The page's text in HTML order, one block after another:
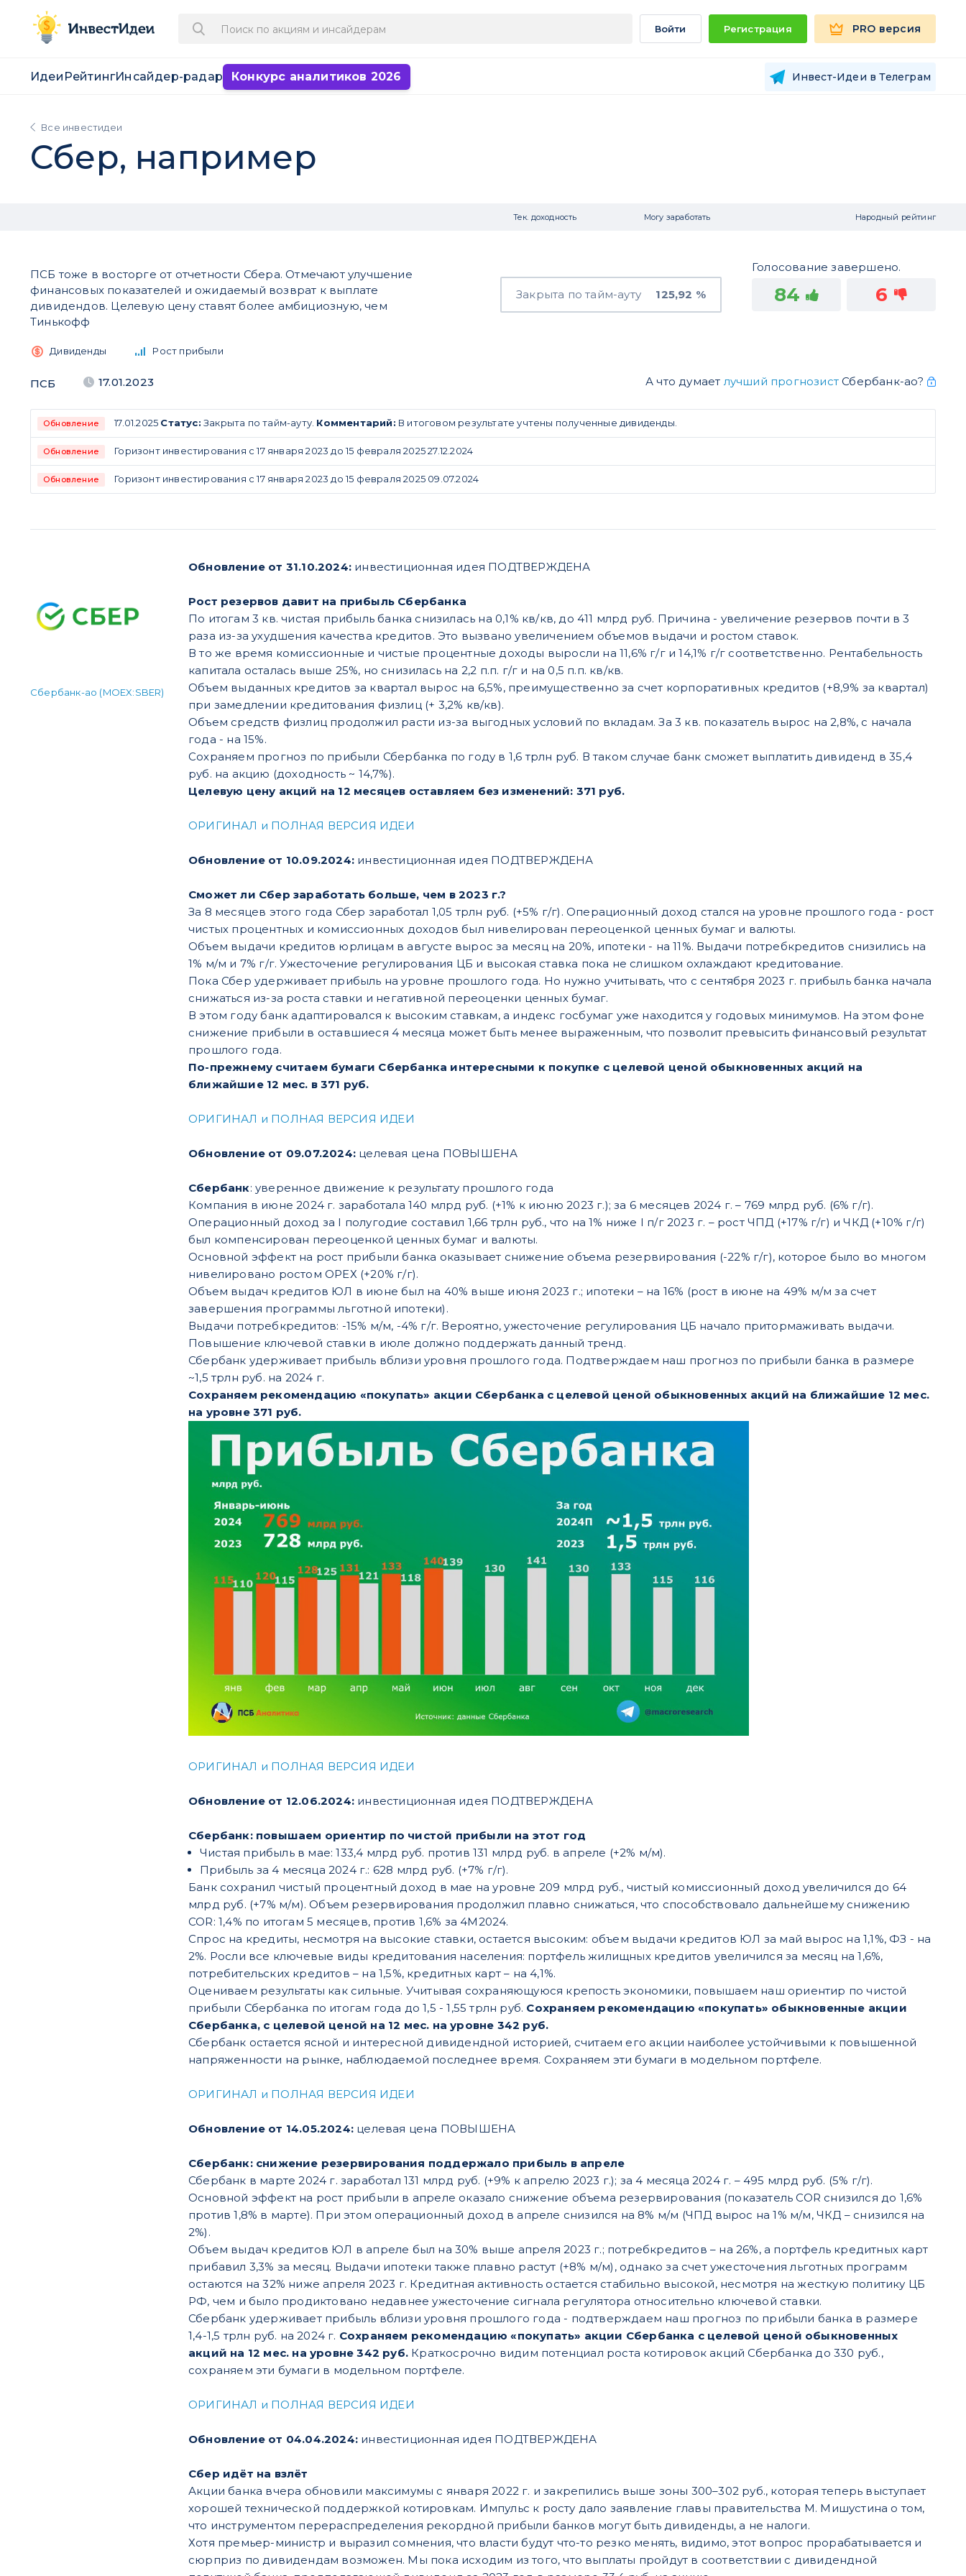
Войти Регистрация PRO версия
Идеи РейтингИнсайдер-радар Конкурс аналитиков 2026 Инвест-Идеи в Телеграм
Все инвестидеи
Сбер, например
Тек. доходность Могу заработать Народный рейтинг
ПСБ тоже в восторге от отчетности Сбера. Отмечают улучшение
финансовых показателей и ожидаемый возврат к выплате
дивидендов. Целевую цену ставят более амбициозную, чем
Тинькофф
Закрыта по тайм-ауту 125,92 %
Голосование завершено.
84 6
Дивиденды Рост прибыли
ПСБ 17.01.2023 А что думает лучший прогнозистСбербанк-ао?
Обновление 17.01.2025 Статус: Закрыта по тайм-ауту. Комментарий: В итоговом результате учтены полученные дивиденды.
Обновление Горизонт инвестирования с 17 января 2023 до 15 февраля 2025 27.12.2024
Обновление Горизонт инвестирования с 17 января 2023 до 15 февраля 2025 09.07.2024
Сбербанк-ао (MOEX:SBER)
Обновление от 31.10.2024: инвестиционная идея ПОДТВЕРЖДЕНА
Рост резервов давит на прибыль Сбербанка
По итогам 3 кв. чистая прибыль банка снизилась на 0,1% кв/кв, до 411 млрд руб. Причина - увеличение резервов почти в 3
раза из-за ухудшения качества кредитов. Это вызвано увеличением объемов выдачи и ростом ставок.
В то же время комиссионные и чистые процентные доходы выросли на 11,6% г/г и 14,1% г/г соответственно. Рентабельность
капитала осталась выше 25%, но снизилась на 2,2 п.п. г/г и на 0,5 п.п. кв/кв.
Объем выданных кредитов за квартал вырос на 6,5%, преимущественно за счет корпоративных кредитов (+8,9% за квартал)
при замедлении кредитования физлиц (+ 3,2% кв/кв).
Объем средств физлиц продолжил расти из-за выгодных условий по вкладам. За 3 кв. показатель вырос на 2,8%, с начала
года - на 15%.
Сохраняем прогноз по прибыли Сбербанка по году в 1,6 трлн руб. В таком случае банк сможет выплатить дивиденд в 35,4
руб. на акцию (доходность ~ 14,7%).
Целевую цену акций на 12 месяцев оставляем без изменений: 371 руб.
ОРИГИНАЛ и ПОЛНАЯ ВЕРСИЯ ИДЕИ
Обновление от 10.09.2024: инвестиционная идея ПОДТВЕРЖДЕНА
Сможет ли Сбер заработать больше, чем в 2023 г.?
За 8 месяцев этого года Сбер заработал 1,05 трлн руб. (+5% г/г). Операционный доход стался на уровне прошлого года - рост
чистых процентных и комиссионных доходов был нивелирован переоценкой ценных бумаг и валюты.
Объем выдачи кредитов юрлицам в августе вырос за месяц на 20%, ипотеки - на 11%. Выдачи потребкредитов снизились на
1% м/м и 7% г/г. Ужесточение регулирования ЦБ и высокая ставка пока не слишком охлаждают кредитование.
Пока Сбер удерживает прибыль на уровне прошлого года. Но нужно учитывать, что с сентября 2023 г. прибыль банка начала
снижаться из-за роста ставки и негативной переоценки ценных бумаг.
В этом году банк адаптировался к высоким ставкам, а индекс госбумаг уже находится у годовых минимумов. На этом фоне
снижение прибыли в оставшиеся 4 месяца может быть менее выраженным, что позволит превысить финансовый результат
прошлого года.
По-прежнему считаем бумаги Сбербанка интересными к покупке с целевой ценой обыкновенных акций на
ближайшие 12 мес. в 371 руб.
ОРИГИНАЛ и ПОЛНАЯ ВЕРСИЯ ИДЕИ
Обновление от 09.07.2024: целевая цена ПОВЫШЕНА
Сбербанк: уверенное движение к результату прошлого года
Компания в июне 2024 г. заработала 140 млрд руб. (+1% к июню 2023 г.); за 6 месяцев 2024 г. – 769 млрд руб. (6% г/г).
Операционный доход за I полугодие составил 1,66 трлн руб., что на 1% ниже I п/г 2023 г. – рост ЧПД (+17% г/г) и ЧКД (+10% г/г)
был компенсирован переоценкой ценных бумаг и валюты.
Основной эффект на рост прибыли банка оказывает снижение объема резервирования (-22% г/г), которое было во многом
нивелировано ростом ОРЕХ (+20% г/г).
Объем выдач кредитов ЮЛ в июне был на 40% выше июня 2023 г.; ипотеки – на 16% (рост в июне на 49% м/м за счет
завершения программы льготной ипотеки).
Выдачи потребкредитов: -15% м/м, -4% г/г. Вероятно, ужесточение регулирования ЦБ начало притормаживать выдачи.
Повышение ключевой ставки в июле должно поддержать данный тренд.
Сбербанк удерживает прибыль вблизи уровня прошлого года. Подтверждаем наш прогноз по прибыли банка в размере
~1,5 трлн руб. на 2024 г.
Сохраняем рекомендацию «покупать» акции Сбербанка с целевой ценой обыкновенных акций на ближайшие 12 мес.
на уровне 371 руб.
ОРИГИНАЛ и ПОЛНАЯ ВЕРСИЯ ИДЕИ
Обновление от 12.06.2024: инвестиционная идея ПОДТВЕРЖДЕНА
Сбербанк: повышаем ориентир по чистой прибыли на этот год
Чистая прибыль в мае: 133,4 млрд руб. против 131 млрд руб. в апреле (+2% м/м).
Прибыль за 4 месяца 2024 г.: 628 млрд руб. (+7% г/г).
Банк сохранил чистый процентный доход в мае на уровне 209 млрд руб., чистый комиссионный доход увеличился до 64
млрд руб. (+7% м/м). Объем резервирования продолжил плавно снижаться, что способствовало дальнейшему снижению
COR: 1,4% по итогам 5 месяцев, против 1,6% за 4М2024.
Спрос на кредиты, несмотря на высокие ставки, остается высоким: объем выдачи кредитов ЮЛ за май вырос на 1,1%, ФЗ - на
2%. Росли все ключевые виды кредитования населения: портфель жилищных кредитов увеличился за месяц на 1,6%,
потребительских кредитов – на 1,5%, кредитных карт – на 4,1%.
Оцениваем результаты как сильные. Учитывая сохраняющуюся крепость экономики, повышаем наш ориентир по чистой
прибыли Сбербанка по итогам года до 1,5 - 1,55 трлн руб. Сохраняем рекомендацию «покупать» обыкновенные акции
Сбербанка, с целевой ценой на 12 мес. на уровне 342 руб.
Сбербанк остается ясной и интересной дивидендной историей, считаем его акции наиболее устойчивыми к повышенной
напряженности на рынке, наблюдаемой последнее время. Сохраняем эти бумаги в модельном портфеле.
ОРИГИНАЛ и ПОЛНАЯ ВЕРСИЯ ИДЕИ
Обновление от 14.05.2024: целевая цена ПОВЫШЕНА
Сбербанк: снижение резервирования поддержало прибыль в апреле
Сбербанк в марте 2024 г. заработал 131 млрд руб. (+9% к апрелю 2023 г.); за 4 месяца 2024 г. – 495 млрд руб. (5% г/г).
Основной эффект на рост прибыли в апреле оказало снижение объема резервирования (показатель COR снизился до 1,6%
против 1,8% в марте). При этом операционный доход в апреле снизился на 8% м/м (ЧПД вырос на 1% м/м, ЧКД – снизился на
2%).
Объем выдач кредитов ЮЛ в апреле был на 30% выше апреля 2023 г.; потребкредитов – на 26%, а портфель кредитных карт
прибавил 3,3% за месяц. Выдачи ипотеки также плавно растут (+8% м/м), однако за счет ужесточения льготных программ
остаются на 32% ниже апреля 2023 г. Кредитная активность остается стабильно высокой, несмотря на жесткую политику ЦБ
РФ, чем и было продиктовано недавнее ужесточение сигнала регулятора относительно ключевой ставки.
Сбербанк удерживает прибыль вблизи уровня прошлого года - подтверждаем наш прогноз по прибыли банка в размере
1,4-1,5 трлн руб. на 2024 г. Сохраняем рекомендацию «покупать» акции Сбербанка с целевой ценой обыкновенных
акций на 12 мес. на уровне 342 руб. Краткосрочно видим потенциал роста котировок акций Сбербанка до 330 руб.,
сохраняем эти бумаги в модельном портфеле.
ОРИГИНАЛ и ПОЛНАЯ ВЕРСИЯ ИДЕИ
Обновление от 04.04.2024: инвестиционная идея ПОДТВЕРЖДЕНА
Сбер идёт на взлёт
Акции банка вчера обновили максимумы с января 2022 г. и закрепились выше зоны 300–302 руб., которая теперь выступает
хорошей технической поддержкой котировкам. Импульс к росту дало заявление главы правительства М. Мишустина о том,
что инструментом перераспределения рекордной прибыли банков могут быть дивиденды, а не налоги.
Хотя премьер-министр и выразил сомнения, что власти будут что-то резко менять, видимо, этот вопрос прорабатывается и
сюрприз по дивидендам возможен. Мы пока исходим из того, что выплаты пройдут в соответствии с дивидендной